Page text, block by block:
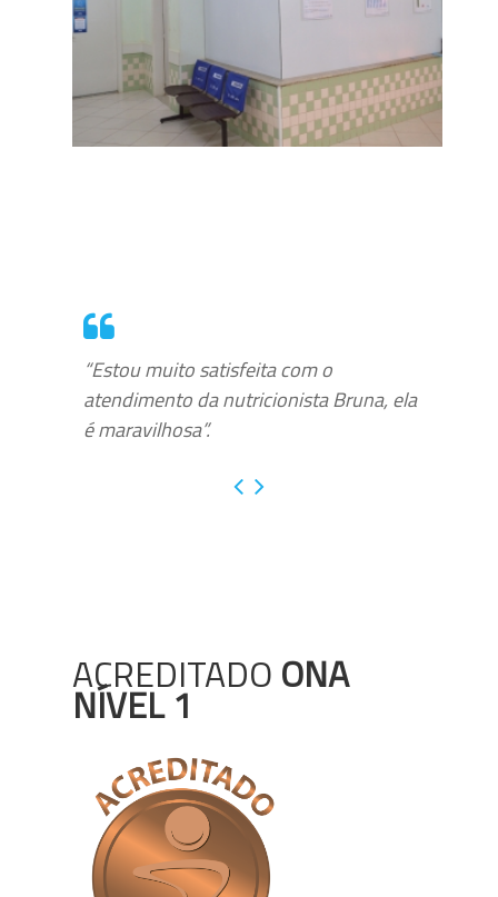
“Estou muito satisfeita com o
atendimento da nutricionista Bruna, ela
é maravilhosa”.
ACREDITADO ONA
NÍVEL 1